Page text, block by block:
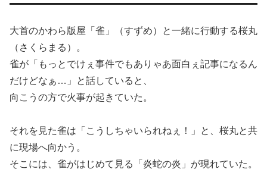
大首のかわら版屋「雀」（すずめ）と一緒に行動する桜丸
（さくらまる）。
雀が「もっとでけぇ事件でもありゃあ面白ぇ記事になるん
だけどなぁ…」と話していると、
向こうの方で火事が起きていた。
それを見た雀は「こうしちゃいられねぇ！」と、桜丸と共
に現場へ向かう。
そこには、雀がはじめて見る「炎蛇の炎」が現れていた。